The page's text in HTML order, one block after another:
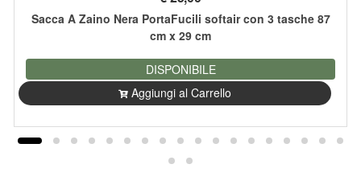
Sacca A Zaino Nera PortaFucili softair con 3 tasche 87
cm x 29 cm
DISPONIBILE
Aggiungi al Carrello